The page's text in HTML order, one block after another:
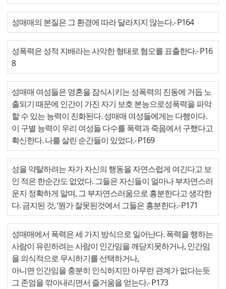
성매매의 본질은 그 환경에 따라 달라지지 않는다.- P164
성폭력은 성적 지배라는 사악한 형태로 혐오를 표출한다.- P16
8
성매매 여성들은 영혼을 잠식시키는 성폭력의 진동에 거듭 노
출되기 때문에 인간이 가진 자기 보호 본능으로성폭력을 파악
할 수 있는 능력이 진화된다. 성매매 여성들에게는 다행이다.
이 구별 능력이 우리 여성들 다수를 폭력과 죽음에서 구했다고
확신한다. 나를 살린 순간들이 있었다.- P169
성을 약탈하려는 자가 자신의 행동을 자연스럽게 여긴다고 보
인 적은 한순간도 없었다. 그들은 자신들이 얼마나 부자연스러
운지 정확하게 알며, 그 부자연스러움으로 흥분한다고 생각한
다. 금지된 것, ‘뭔가 잘못된것에서 그들은 흥분한다.- P171
성매매에서 폭력은 세 가지 방식으로 일어난다. 폭력을 행하는
사람이 유린하려는 사람이 인간임을 깨닫지못하거나, 인간임
을 의식적으로 무시하기를 선택하거나,
아니면 인간임을 충분히 인식하지만 아무런 관계가 없다는듯
그 존엄을 깎아내리면서 즐거움을 얻는다.- P173